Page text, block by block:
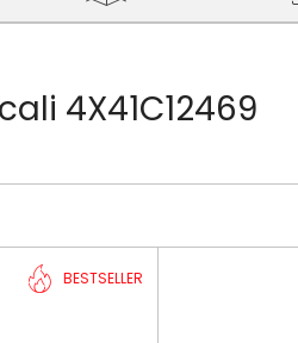
4X41C12469
BESTSELLER